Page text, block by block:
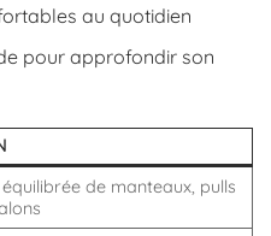
au quotidien
pour approfondir son
de manteaux, pulls